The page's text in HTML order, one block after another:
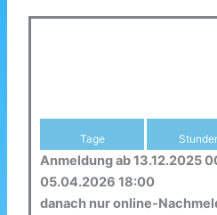
Tage
Anmeldung ab 13.12.2025
05.04.2026 18:00
danach nur online-